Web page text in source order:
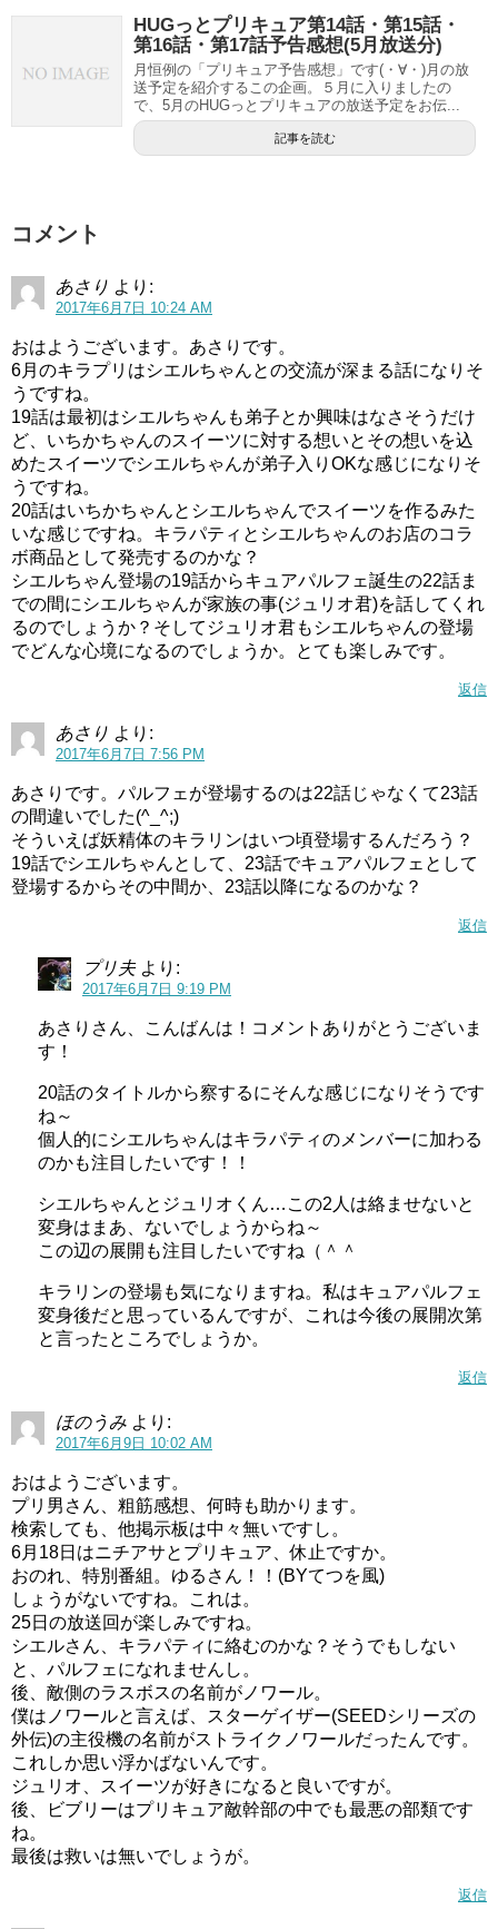
HUGっとプリキュア第14話・第15話・
第16話・第17話予告感想(5月放送分)
月恒例の「プリキュア予告感想」です(・∀・)月の放
送予定を紹介するこの企画。５月に入りましたの
で、5月のHUGっとプリキュアの放送予定をお伝...
記事を読む
コメント
あさり より:
2017年6月7日 10:24 AM
おはようございます。あさりです。
6月のキラプリはシエルちゃんとの交流が深まる話になりそ
うですね。
19話は最初はシエルちゃんも弟子とか興味はなさそうだけ
ど、いちかちゃんのスイーツに対する想いとその想いを込
めたスイーツでシエルちゃんが弟子入りOKな感じになりそ
うですね。
20話はいちかちゃんとシエルちゃんでスイーツを作るみた
いな感じですね。キラパティとシエルちゃんのお店のコラ
ボ商品として発売するのかな？
シエルちゃん登場の19話からキュアパルフェ誕生の22話ま
での間にシエルちゃんが家族の事(ジュリオ君)を話してくれ
るのでしょうか？そしてジュリオ君もシエルちゃんの登場
でどんな心境になるのでしょうか。とても楽しみです。
返信
あさり より:
2017年6月7日 7:56 PM
あさりです。パルフェが登場するのは22話じゃなくて23話
の間違いでした(^_^;)
そういえば妖精体のキラリンはいつ頃登場するんだろう？
19話でシエルちゃんとして、23話でキュアパルフェとして
登場するからその中間か、23話以降になるのかな？
返信
プリ夫 より:
2017年6月7日 9:19 PM
あさりさん、こんばんは！コメントありがとうございま
す！
20話のタイトルから察するにそんな感じになりそうです
ね～
個人的にシエルちゃんはキラパティのメンバーに加わる
のかも注目したいです！！
シエルちゃんとジュリオくん…この2人は絡ませないと
変身はまあ、ないでしょうからね～
この辺の展開も注目したいですね（＾＾
キラリンの登場も気になりますね。私はキュアパルフェ
変身後だと思っているんですが、これは今後の展開次第
と言ったところでしょうか。
返信
ほのうみ より:
2017年6月9日 10:02 AM
おはようございます。
プリ男さん、粗筋感想、何時も助かります。
検索しても、他掲示板は中々無いですし。
6月18日はニチアサとプリキュア、休止ですか。
おのれ、特別番組。ゆるさん！！(BYてつを風)
しょうがないですね。これは。
25日の放送回が楽しみですね。
シエルさん、キラパティに絡むのかな？そうでもしない
と、パルフェになれませんし。
後、敵側のラスボスの名前がノワール。
僕はノワールと言えば、スターゲイザー(SEEDシリーズの
外伝)の主役機の名前がストライクノワールだったんです。
これしか思い浮かばないんです。
ジュリオ、スイーツが好きになると良いですが。
後、ビブリーはプリキュア敵幹部の中でも最悪の部類です
ね。
最後は救いは無いでしょうが。
返信